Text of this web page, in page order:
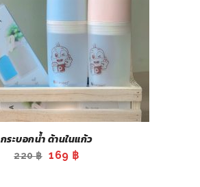
กระบอกน้ำ ด้านในแก้ว
220฿ Original
169 ฿Current